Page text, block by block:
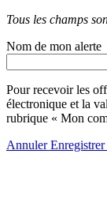
Tous les champs
Nom de mon alerte
Pour recevoir les
électronique et la
rubrique « Mon
Annuler